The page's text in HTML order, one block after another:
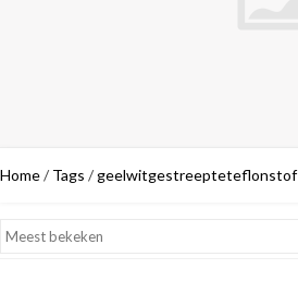
Home/ Tags /geelwitgestreepteteflonstof